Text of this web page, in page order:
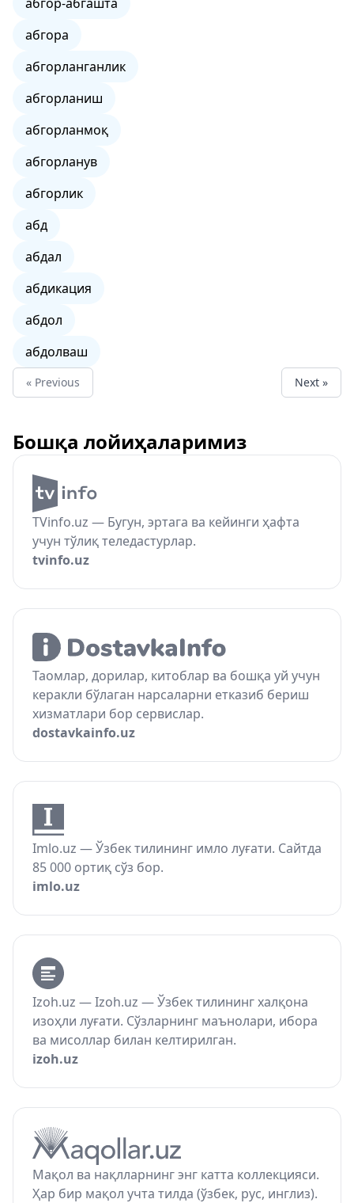
абгора
абгорланганлик
абгорланиш
абгорланмоқ
абгорланув
абгорлик
абд
абдал
абдикация
абдол
абдолваш
« Previous Next »
Бошқа лойиҳаларимиз
TVinfo.uz — Бугун, эртага ва кейинги ҳафта
учун тўлиқ теледастурлар.
tvinfo.uz
Таомлар, дорилар, китоблар ва бошқа уй учун
керакли бўлаган нарсаларни етказиб бериш
хизматлари бор сервислар.
dostavkainfo.uz
Imlo.uz — Ўзбек тилининг имло луғати. Сайтда
85 000 ортиқ сўз бор.
imlo.uz
Izoh.uz — Izoh.uz — Ўзбек тилининг халқона
изоҳли луғати. Сўзларнинг маънолари, ибора
ва мисоллар билан келтирилган.
izoh.uz
Мақол ва нақлларнинг энг катта коллекцияси.
Ҳар бир мақол учта тилда (ўзбек, рус, инглиз).